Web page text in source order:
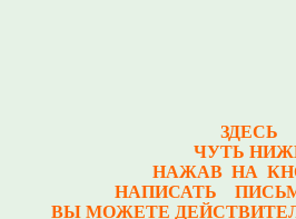
ЗДЕСЬ
ЧУТЬ
НАЖАВ НА
НАПИСАТЬ
ВЫ МОЖЕТЕ